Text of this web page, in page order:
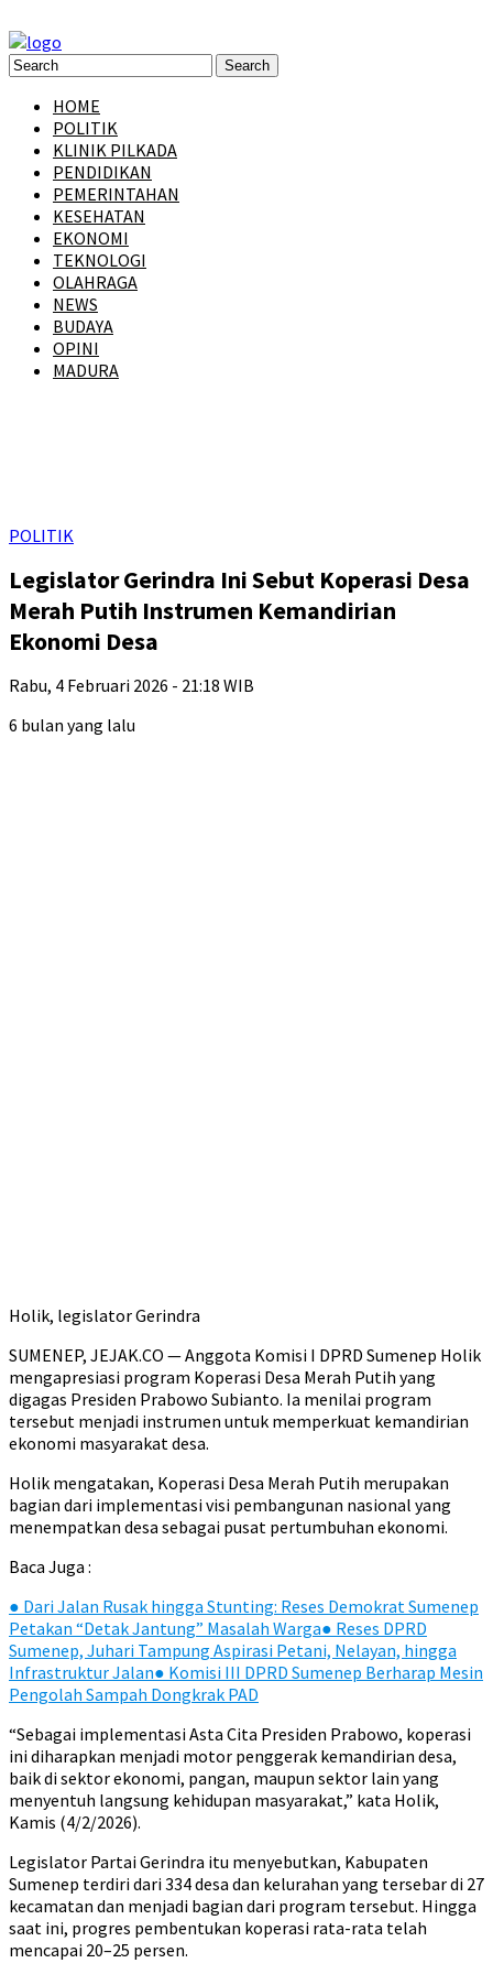
HOME
POLITIK
KLINIK PILKADA
PENDIDIKAN
PEMERINTAHAN
KESEHATAN
EKONOMI
TEKNOLOGI
OLAHRAGA
NEWS
BUDAYA
OPINI
MADURA
POLITIK
Legislator Gerindra Ini Sebut Koperasi Desa
Merah Putih Instrumen Kemandirian
Ekonomi Desa
Rabu, 4 Februari 2026 - 21:18 WIB
6 bulan yang lalu
Holik, legislator Gerindra
SUMENEP, JEJAK.CO — Anggota Komisi I DPRD Sumenep Holik
mengapresiasi program Koperasi Desa Merah Putih yang
digagas Presiden Prabowo Subianto. Ia menilai program
tersebut menjadi instrumen untuk memperkuat kemandirian
ekonomi masyarakat desa.
Holik mengatakan, Koperasi Desa Merah Putih merupakan
bagian dari implementasi visi pembangunan nasional yang
menempatkan desa sebagai pusat pertumbuhan ekonomi.
Baca Juga :
● Dari Jalan Rusak hingga Stunting: Reses Demokrat Sumenep
Petakan “Detak Jantung” Masalah Warga● Reses DPRD
Sumenep, Juhari Tampung Aspirasi Petani, Nelayan, hingga
Infrastruktur Jalan● Komisi III DPRD Sumenep Berharap Mesin
Pengolah Sampah Dongkrak PAD
“Sebagai implementasi Asta Cita Presiden Prabowo, koperasi
ini diharapkan menjadi motor penggerak kemandirian desa,
baik di sektor ekonomi, pangan, maupun sektor lain yang
menyentuh langsung kehidupan masyarakat,” kata Holik,
Kamis (4/2/2026).
Legislator Partai Gerindra itu menyebutkan, Kabupaten
Sumenep terdiri dari 334 desa dan kelurahan yang tersebar di 27
kecamatan dan menjadi bagian dari program tersebut. Hingga
saat ini, progres pembentukan koperasi rata-rata telah
mencapai 20–25 persen.